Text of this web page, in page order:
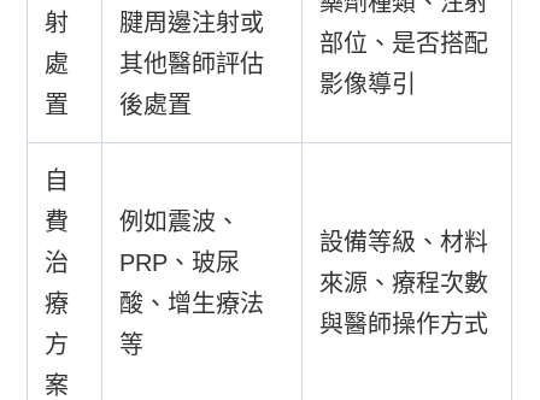
射
處
置
腱周邊注射或
其他醫師評估
後處置
部位、是否搭配
影像導引
自
費
治
療
方
案
例如震波、
PRP、玻尿
酸、增生療法
等
設備等級、材料
來源、療程次數
與醫師操作方式